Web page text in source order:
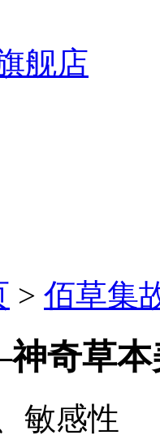
舰店
> 佰草集
奇草本
敏感性